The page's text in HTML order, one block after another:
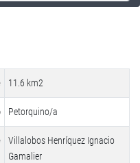
11.6 km2
Petorquino/a
Villalobos Henríquez Ignacio
Gamalier